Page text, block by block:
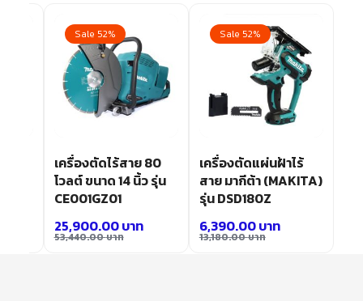
Sale 52%
เครื่องตัดไร้สาย 80
โวลต์ ขนาด 14 นิ้ว รุ่น
CE001GZ01
53,440.00บาท
25,900.00บาท
Sale 52%
เครื่องตัดแผ่นฝ้าไร้
สาย มากีต้า (MAKITA)
รุ่น DSD180Z
13,180.00บาท
6,390.00บาท